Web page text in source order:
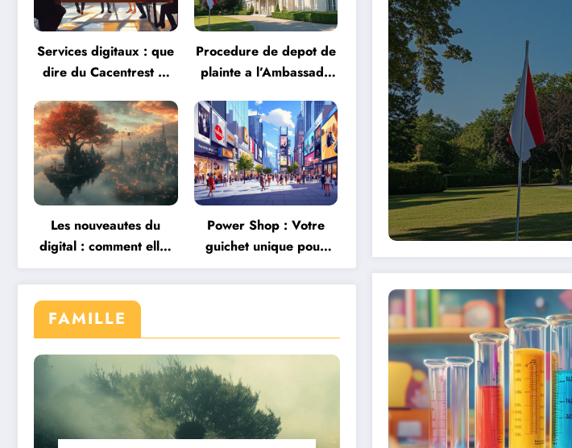
Services digitaux : que
dire du Cacentrest et
offres face aux
neobanques ?
Procedure de depot de
plainte a l’Ambassade
France : Mode
d’emploi
Les nouveautes du
digital : comment elles
redefinissent nos
interactions
Power Shop : Votre
guichet unique pour
une transition
energetique reussie
FAMILLE